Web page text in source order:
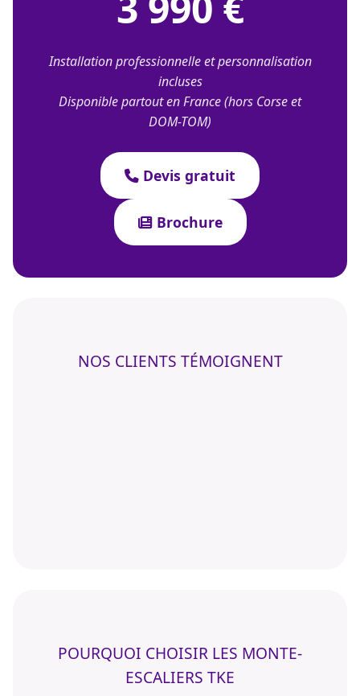
Installation professionnelle et personnalisation
incluses
Disponible partout en France (hors Corse et
DOM-TOM)
Devis gratuit
Brochure
NOS CLIENTS TÉMOIGNENT
POURQUOI CHOISIR LES MONTE-
ESCALIERS TKE